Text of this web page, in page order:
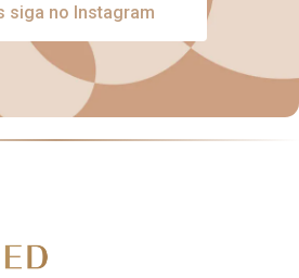
siga no Instagram